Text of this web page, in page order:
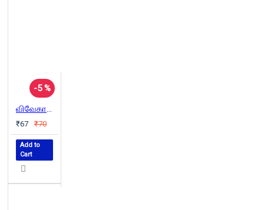
-5 %
விவேகானந்தர்: கல்விச் சிந்தனைகள்
₹67 ₹70
Add to
Cart